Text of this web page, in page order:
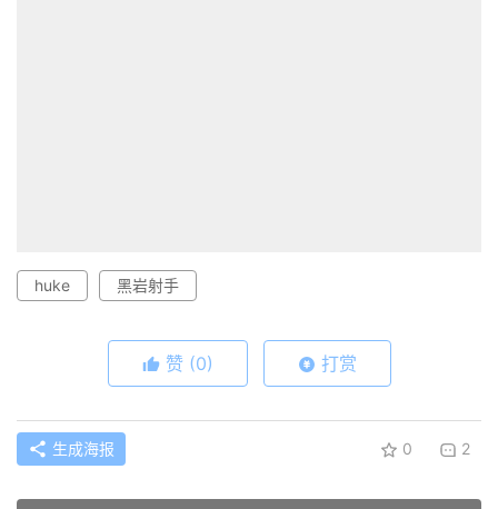
huke 黑岩射手
赞 (0) 打赏
生成海报 0 2